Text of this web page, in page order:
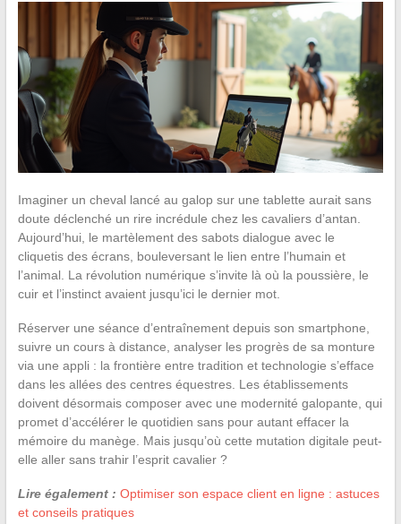
Imaginer un cheval lancé au galop sur une tablette aurait sans
doute déclenché un rire incrédule chez les cavaliers d’antan.
Aujourd’hui, le martèlement des sabots dialogue avec le
cliquetis des écrans, bouleversant le lien entre l’humain et
l’animal. La révolution numérique s’invite là où la poussière, le
cuir et l’instinct avaient jusqu’ici le dernier mot.
Réserver une séance d’entraînement depuis son smartphone,
suivre un cours à distance, analyser les progrès de sa monture
via une appli : la frontière entre tradition et technologie s’efface
dans les allées des centres équestres. Les établissements
doivent désormais composer avec une modernité galopante, qui
promet d’accélérer le quotidien sans pour autant effacer la
mémoire du manège. Mais jusqu’où cette mutation digitale peut-
elle aller sans trahir l’esprit cavalier ?
Lire également : Optimiser son espace client en ligne : astuces
et conseils pratiques